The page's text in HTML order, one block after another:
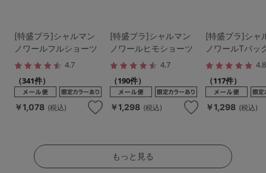
[特盛ブラ]シャルマン
ノワールフルショーツ
4.7
（341件）
￥1,078 (税込)
[特盛ブラ]シャルマン
ノワールヒモショーツ
4.7
（190件）
￥1,298 (税込)
[特盛ブラ]シャ
ノワールTバッ
4.8
（117件）
￥1,298 (税込)
もっと見る